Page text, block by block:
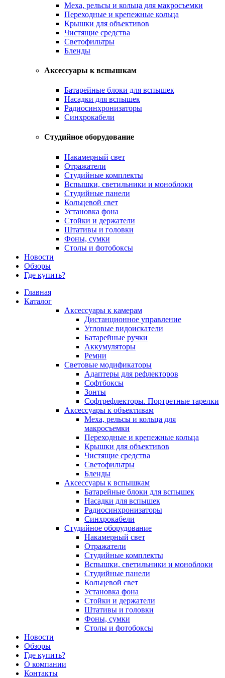
Меха, рельсы и кольца для макросъемки
Переходные и крепежные кольца
Крышки для объективов
Чистящие средства
Светофильтры
Бленды
Аксессуары к вспышкам
Батарейные блоки для вспышек
Насадки для вспышек
Радиосинхронизаторы
Синхрокабели
Студийное оборудование
Накамерный свет
Отражатели
Студийные комплекты
Вспышки, светильники и моноблоки
Студийные панели
Кольцевой свет
Установка фона
Стойки и держатели
Штативы и головки
Фоны, сумки
Столы и фотобоксы
Новости
Обзоры
Где купить?
Главная
Каталог
Аксессуары к камерам
Дистанционное управление
Угловые видоискатели
Батарейные ручки
Аккумуляторы
Ремни
Световые модификаторы
Адаптеры для рефлекторов
Софтбоксы
Зонты
Софтрефлекторы. Портретные тарелки
Аксессуары к объективам
Меха, рельсы и кольца для
макросъемки
Переходные и крепежные кольца
Крышки для объективов
Чистящие средства
Светофильтры
Бленды
Аксессуары к вспышкам
Батарейные блоки для вспышек
Насадки для вспышек
Радиосинхронизаторы
Синхрокабели
Студийное оборудование
Накамерный свет
Отражатели
Студийные комплекты
Вспышки, светильники и моноблоки
Студийные панели
Кольцевой свет
Установка фона
Стойки и держатели
Штативы и головки
Фоны, сумки
Столы и фотобоксы
Новости
Обзоры
Где купить?
О компании
Контакты